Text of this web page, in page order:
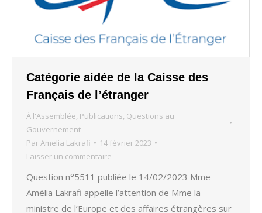
Catégorie aidée de la Caisse des
Français de l’étranger
À l'Assemblée, Publications, Questions au
Gouvernement
ParAmelia Lakrafi
14 février 2023
Laisser un commentaire
Question n°5511 publiée le 14/02/2023 Mme
Amélia Lakrafi appelle l’attention de Mme la
ministre de l’Europe et des affaires étrangères sur